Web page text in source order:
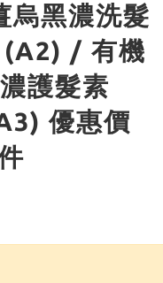
烏黑濃洗髮
/ 有機
護髮素
優惠價